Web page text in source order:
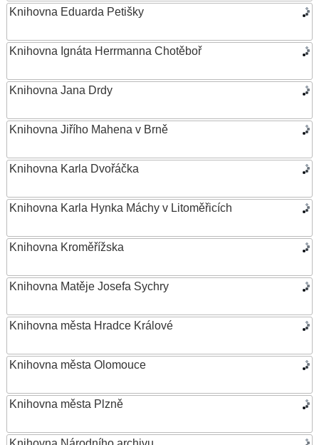
Knihovna Eduarda Petišky
Knihovna Ignáta Herrmanna Chotěboř
Knihovna Jana Drdy
Knihovna Jiřího Mahena v Brně
Knihovna Karla Dvořáčka
Knihovna Karla Hynka Máchy v Litoměřicích
Knihovna Kroměřížska
Knihovna Matěje Josefa Sychry
Knihovna města Hradce Králové
Knihovna města Olomouce
Knihovna města Plzně